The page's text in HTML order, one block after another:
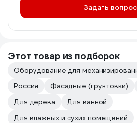
Задать вопрос
Этот товар из подборок
Россия
Фасадные (грунтовки)
Для дерева
Для ванной
Для влажных и сухих помещений